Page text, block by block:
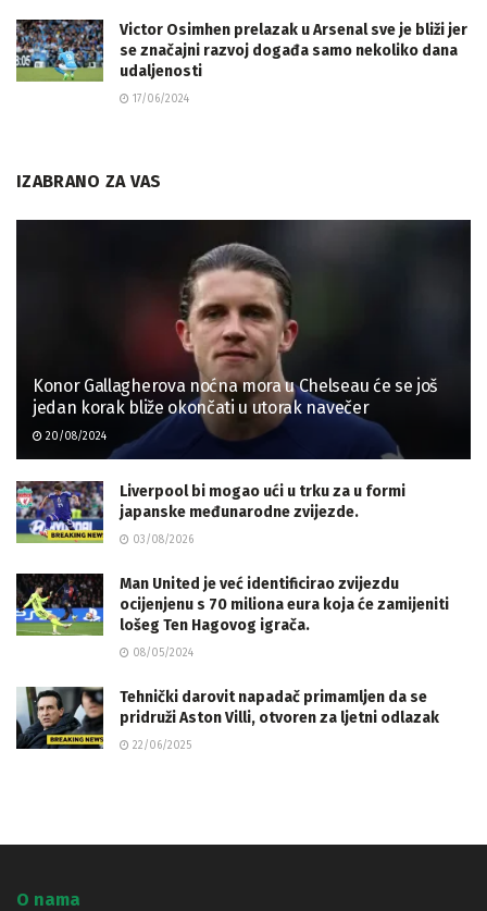
Victor Osimhen prelazak u Arsenal sve je bliži jer
se značajni razvoj događa samo nekoliko dana
udaljenosti
17/06/2024
IZABRANO ZA VAS
Konor Gallagherova noćna mora u Chelseau će se još
jedan korak bliže okončati u utorak navečer
20/08/2024
Liverpool bi mogao ući u trku za u formi
japanske međunarodne zvijezde.
03/08/2026
Man United je već identificirao zvijezdu
ocijenjenu s 70 miliona eura koja će zamijeniti
lošeg Ten Hagovog igrača.
08/05/2024
Tehnički darovit napadač primamljen da se
pridruži Aston Villi, otvoren za ljetni odlazak
22/06/2025
O nama